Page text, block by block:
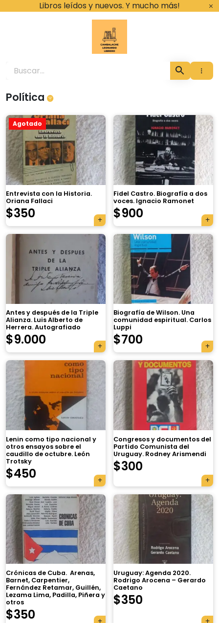
Libros leídos y nuevos. Y mucho más!
Cambalache
Política
Agotado
Entrevista con la Historia.
Oriana Fallaci
$350
Fidel Castro. Biografía a dos
voces. Ignacio Ramonet
$900
Antes y después de la Triple
Alianza. Luis Alberto de
Herrera. Autografiado
$9.000
Biografía de Wilson. Una
comunidad espiritual. Carlos
Luppi
$700
Lenin como tipo nacional y
otros ensayos sobre el
caudillo de octubre. León
Trotsky
$450
Congresos y documentos del
Partido Comunista del
Uruguay. Rodney Arismendi
$300
Crónicas de Cuba. Arenas,
Barnet, Carpentier,
Fernández Retamar, Guillén,
Lezama Lima, Padilla, Piñera y
otros
$350
Uruguay: Agenda 2020.
Rodrigo Arocena – Gerardo
Caetano
$350